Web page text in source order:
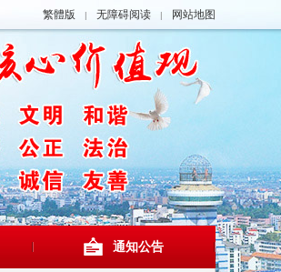
繁體版 | 无障碍阅读 | 网站地图
通知公告